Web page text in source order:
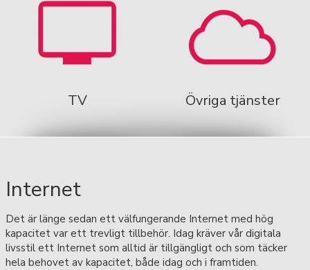
TV Övriga tjänster
Internet
Det är länge sedan ett välfungerande Internet med hög
kapacitet var ett trevligt tillbehör. Idag kräver vår digitala
livsstil ett Internet som alltid är tillgängligt och som täcker
hela behovet av kapacitet, både idag och i framtiden.